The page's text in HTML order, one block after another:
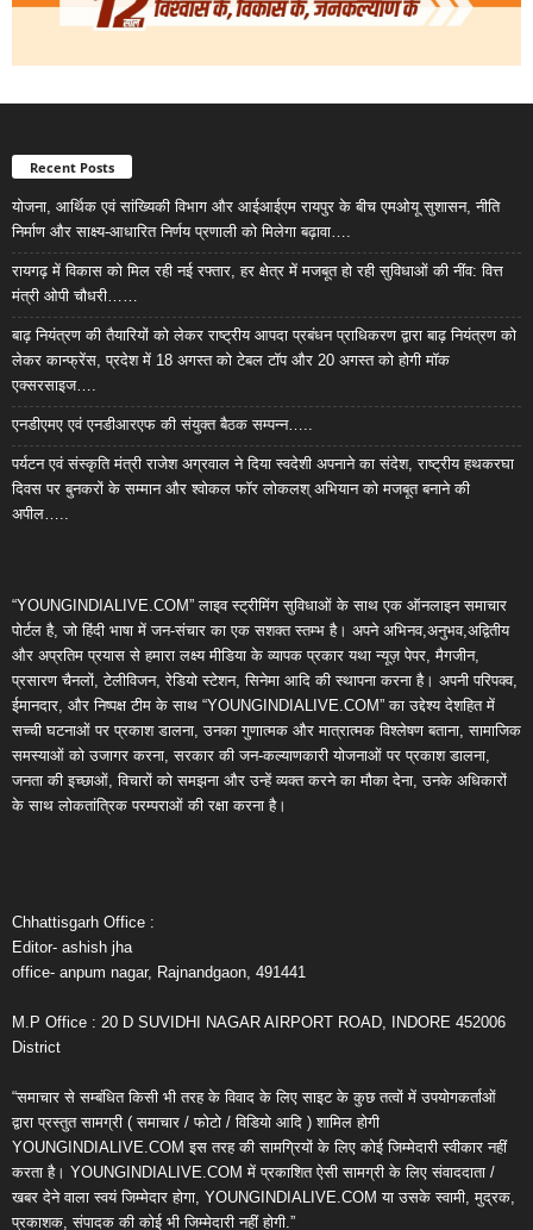
Recent Posts
योजना, आर्थिक एवं सांख्यिकी विभाग और आईआईएम रायपुर के बीच एमओयू सुशासन, नीति
निर्माण और साक्ष्य-आधारित निर्णय प्रणाली को मिलेगा बढ़ावा….
रायगढ़ में विकास को मिल रही नई रफ्तार, हर क्षेत्र में मजबूत हो रही सुविधाओं की नींव: वित्त
मंत्री ओपी चौधरी……
बाढ़ नियंत्रण की तैयारियों को लेकर राष्ट्रीय आपदा प्रबंधन प्राधिकरण द्वारा बाढ़ नियंत्रण को
लेकर कान्फ्रेंस, प्रदेश में 18 अगस्त को टेबल टॉप और 20 अगस्त को होगी मॉक
एक्सरसाइज….
एनडीएमए एवं एनडीआरएफ की संयुक्त बैठक सम्पन्न…..
पर्यटन एवं संस्कृति मंत्री राजेश अग्रवाल ने दिया स्वदेशी अपनाने का संदेश, राष्ट्रीय हथकरघा
दिवस पर बुनकरों के सम्मान और श्वोकल फॉर लोकलश् अभियान को मजबूत बनाने की
अपील…..
“YOUNGINDIALIVE.COM” लाइव स्ट्रीमिंग सुविधाओं के साथ एक ऑनलाइन समाचार
पोर्टल है, जो हिंदी भाषा में जन-संचार का एक सशक्त स्तम्भ है। अपने अभिनव,अनुभव,अद्वितीय
और अप्रतिम प्रयास से हमारा लक्ष्य मीडिया के व्यापक प्रकार यथा न्यूज़ पेपर, मैगजीन,
प्रसारण चैनलों, टेलीविजन, रेडियो स्टेशन, सिनेमा आदि की स्थापना करना है। अपनी परिपक्व,
ईमानदार, और निष्पक्ष टीम के साथ “YOUNGINDIALIVE.COM” का उद्देश्य देशहित में
सच्ची घटनाओं पर प्रकाश डालना, उनका गुणात्मक और मात्रात्मक विश्लेषण बताना, सामाजिक
समस्याओं को उजागर करना, सरकार की जन-कल्याणकारी योजनाओं पर प्रकाश डालना,
जनता की इच्छाओं, विचारों को समझना और उन्हें व्यक्त करने का मौका देना, उनके अधिकारों
के साथ लोकतांत्रिक परम्पराओं की रक्षा करना है।
Chhattisgarh Office :
Editor- ashish jha
office- anpum nagar, Rajnandgaon, 491441
M.P Office : 20 D SUVIDHI NAGAR AIRPORT ROAD, INDORE 452006
District
“समाचार से सम्बंधित किसी भी तरह के विवाद के लिए साइट के कुछ तत्वों में उपयोगकर्ताओं
द्वारा प्रस्तुत सामग्री ( समाचार / फोटो / विडियो आदि ) शामिल होगी
YOUNGINDIALIVE.COM इस तरह की सामग्रियों के लिए कोई जिम्मेदारी स्वीकार नहीं
करता है। YOUNGINDIALIVE.COM में प्रकाशित ऐसी सामग्री के लिए संवाददाता /
खबर देने वाला स्वयं जिम्मेदार होगा, YOUNGINDIALIVE.COM या उसके स्वामी, मुद्रक,
प्रकाशक, संपादक की कोई भी जिम्मेदारी नहीं होगी.”